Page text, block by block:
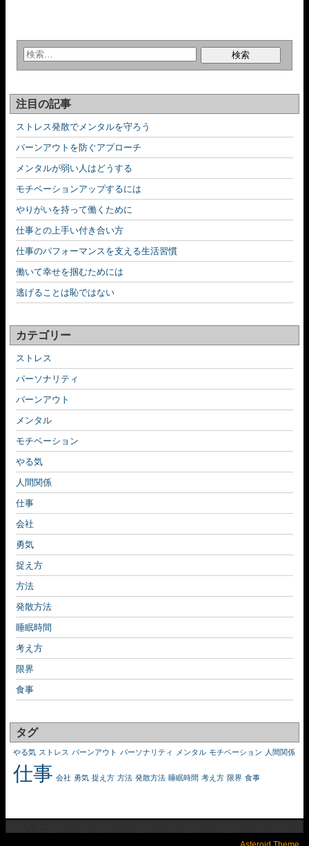
注目の記事
ストレス発散でメンタルを守ろう
バーンアウトを防ぐアプローチ
メンタルが弱い人はどうする
モチベーションアップするには
やりがいを持って働くために
仕事との上手い付き合い方
仕事のパフォーマンスを支える生活習慣
働いて幸せを掴むためには
逃げることは恥ではない
カテゴリー
ストレス
パーソナリティ
バーンアウト
メンタル
モチベーション
やる気
人間関係
仕事
会社
勇気
捉え方
方法
発散方法
睡眠時間
考え方
限界
食事
タグ
やる気 ストレス バーンアウト パーソナリティ メンタル モチベーション 人間関係
仕事 会社 勇気 捉え方 方法 発散方法 睡眠時間 考え方 限界 食事